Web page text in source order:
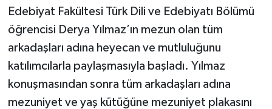
Edebiyat Fakültesi Türk Dili ve Edebiyatı Bölümü
öğrencisi Derya Yılmaz’ın mezun olan tüm
arkadaşları adına heyecan ve mutluluğunu
katılımcılarla paylaşmasıyla başladı. Yılmaz
konuşmasından sonra tüm arkadaşları adına
mezuniyet ve yaş kütüğüne mezuniyet plakasını